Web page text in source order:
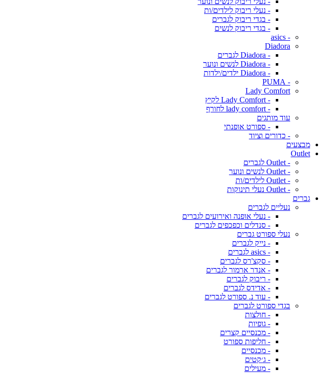
- נעלי ריבוק לילדים/ות
- בגדי ריבוק לגברים
- בגדי ריבוק לנשים
- asics
Diadora
- Diadora לגברים
- Diadora לנשים ונוער
- Diadora ילדים/ילדות
- PUMA
Lady Comfort
- Lady Comfort לקיץ
- lady comfort לחורף
עוד מותגים
- ספורט אופנתי
- כדורים וציוד
מבצעים
Outlet
- Outlet לגברים
- Outlet לנשים ונוער
- Outlet לילדים/ות
- Outlet נעלי תינוקות
גברים
נעליים לגברים
- נעלי אופנה ואירועים לגברים
- סנדלים וכפכפים לגברים
נעלי ספורט גברים
- נייק לגברים
- asics לגברים
- סקצ'רס לגברים
- אנדר ארמור לגברים
- ריבוק לגברים
- אדידס לגברים
- עוד נ. ספורט לגברים
בגדי ספורט לגברים
- חולצות
- גופיות
- מכנסיים קצרים
- חליפות ספורט
- מכנסיים
- ג׳קטים
- מעילים